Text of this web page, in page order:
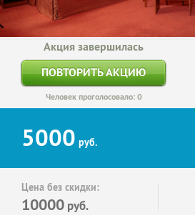
Акция завершилась
ПОВТОРИТЬ АКЦИЮ
Человек проголосовало: 0
5000 руб.
Цена без скидки:
10000 руб.